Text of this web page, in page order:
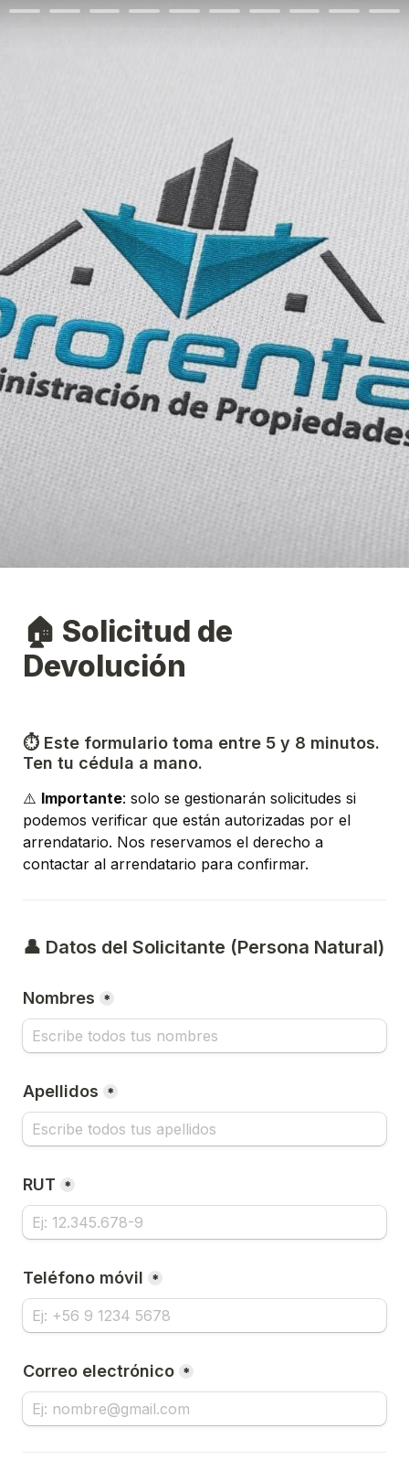
🏠 Solicitud de
Devolución
⏱️ Este formulario toma entre 5 y 8 minutos.
Ten tu cédula a mano.
⚠️ Importante: solo se gestionarán solicitudes si
podemos verificar que están autorizadas por el
arrendatario. Nos reservamos el derecho a
contactar al arrendatario para confirmar.
👤 Datos del Solicitante (Persona Natural)
Nombres *
Apellidos *
RUT *
Teléfono móvil *
Correo electrónico *